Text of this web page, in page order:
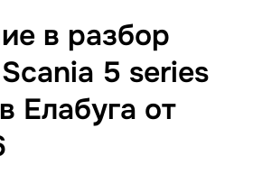
в разбор
5 series
Елабуга от